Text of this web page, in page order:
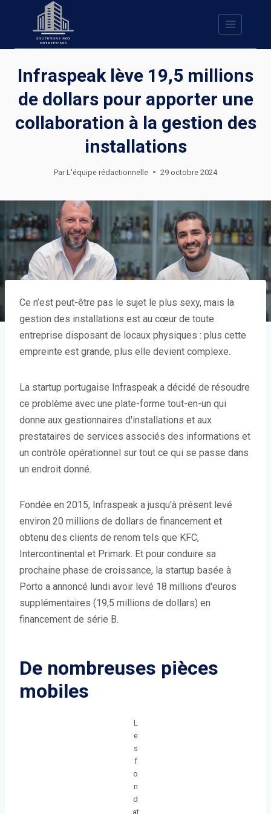
Infraspeak lève 19,5 millions
de dollars pour apporter une
collaboration à la gestion des
installations
Par L'équipe rédactionnelle 29 octobre 2024
Ce n’est peut-être pas le sujet le plus sexy, mais la
gestion des installations est au cœur de toute
entreprise disposant de locaux physiques : plus cette
empreinte est grande, plus elle devient complexe.
La startup portugaise Infraspeak a décidé de résoudre
ce problème avec une plate-forme tout-en-un qui
donne aux gestionnaires d'installations et aux
prestataires de services associés des informations et
un contrôle opérationnel sur tout ce qui se passe dans
un endroit donné.
Fondée en 2015, Infraspeak a jusqu'à présent levé
environ 20 millions de dollars de financement et
obtenu des clients de renom tels que KFC,
Intercontinental et Primark. Et pour conduire sa
prochaine phase de croissance, la startup basée à
Porto a annoncé lundi avoir levé 18 millions d'euros
supplémentaires (19,5 millions de dollars) en
financement de série B.
De nombreuses pièces
mobiles
L
e
s
f
o
n
d
at